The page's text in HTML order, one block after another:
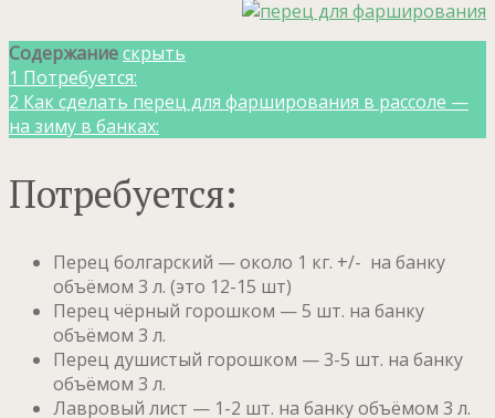
Содержаниескрыть
1 Потребуется:
2 Как сделать перец для фарширования в рассоле —
на зиму в банках:
Потребуется:
Перец болгарский — около 1 кг. +/- на банку
объёмом 3 л. (это 12-15 шт)
Перец чёрный горошком — 5 шт. на банку
объёмом 3 л.
Перец душистый горошком — 3-5 шт. на банку
объёмом 3 л.
Лавровый лист — 1-2 шт. на банку объёмом 3 л.